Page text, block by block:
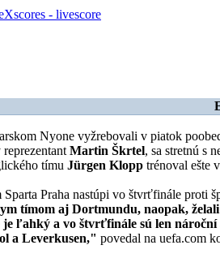
- livescore
Nyone vyžrebovali v piatok
Martin Škrtel, sa stretnú s
tímu Jürgen Klopp trénoval ešte
Sparta Praha nastúpi vo štvrťfinále proti
tímom aj Dortmundu, naopak,
je ľahký a vo štvrťfinále sú len
a Leverkusen," povedal na uefa.com